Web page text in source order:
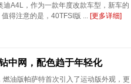
A4L，作为一款年度改款车型，新车的
得注意的是，40TFSI版 ... [更多详细]
中网，配色趋于年轻化
油版帕萨特首次引入了运动版外观，更